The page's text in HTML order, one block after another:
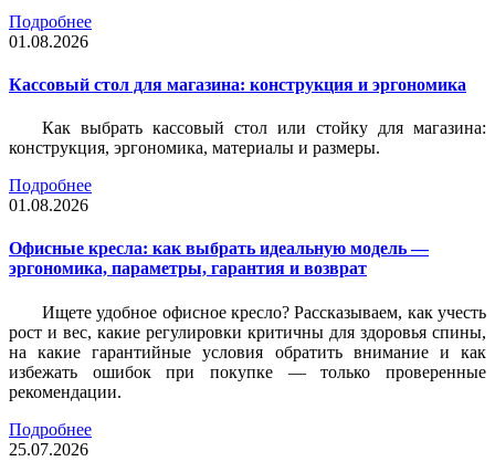
Подробнее
01.08.2026
Кассовый стол для магазина: конструкция и эргономика
Как выбрать кассовый стол или стойку для магазина:
конструкция, эргономика, материалы и размеры.
Подробнее
01.08.2026
Офисные кресла: как выбрать идеальную модель —
эргономика, параметры, гарантия и возврат
Ищете удобное офисное кресло? Рассказываем, как учесть
рост и вес, какие регулировки критичны для здоровья спины,
на какие гарантийные условия обратить внимание и как
избежать ошибок при покупке — только проверенные
рекомендации.
Подробнее
25.07.2026